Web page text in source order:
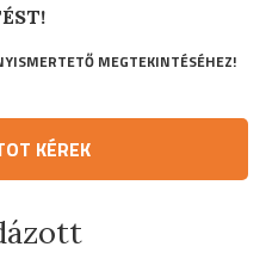
MEGTEKINTÉSÉHEZ!
KÉREK